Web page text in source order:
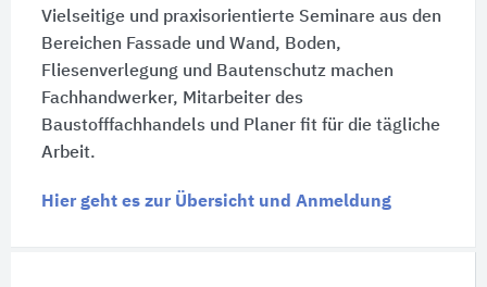
Vielseitige und praxisorientierte Seminare aus den
Bereichen Fassade und Wand, Boden,
Fliesenverlegung und Bautenschutz machen
Fachhandwerker, Mitarbeiter des
Baustofffachhandels und Planer fit für die tägliche
Arbeit.
Hier geht es zur Übersicht und Anmeldung